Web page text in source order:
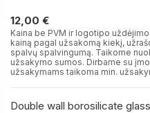
12,00 €
Kaina be PVM ir logotipo
kainą pagal užsakomą kiekį,
spalvų spalvingumą. Taikome
užsakymo sumos. Dirbame su
užsakymams taikoma min.
Double wall borosilicate